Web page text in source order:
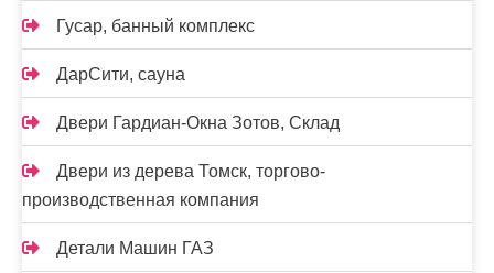
Гусар, банный комплекс
ДарСити, сауна
Двери Гардиан-Окна Зотов, Склад
Двери из дерева Томск, торгово-
производственная компания
Детали Машин ГАЗ